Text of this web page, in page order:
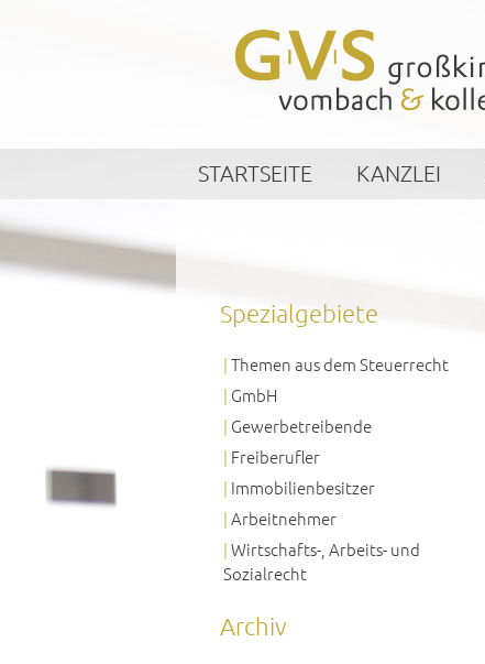
STARTSEITE KANZLEI
Spezialgebiete
Themen aus dem Steuerrecht
GmbH
Gewerbetreibende
Freiberufler
Immobilienbesitzer
Arbeitnehmer
Wirtschafts-, Arbeits- und
Sozialrecht
Archiv